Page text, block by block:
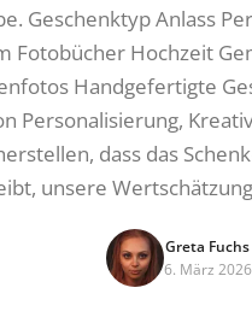
Geschenktyp Anlass
Fotobücher Hochzeit
Handgefertigte
Personalisierung,
dass das
unsere
Greta Fuchs
6. März 2026